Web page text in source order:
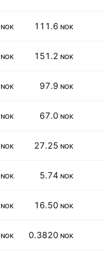
NOK 111.6 NOK
NOK 151.2 NOK
NOK 97.9 NOK
NOK 67.0 NOK
NOK 27.25 NOK
NOK 5.74 NOK
NOK 16.50 NOK
NOK 0.3820 NOK